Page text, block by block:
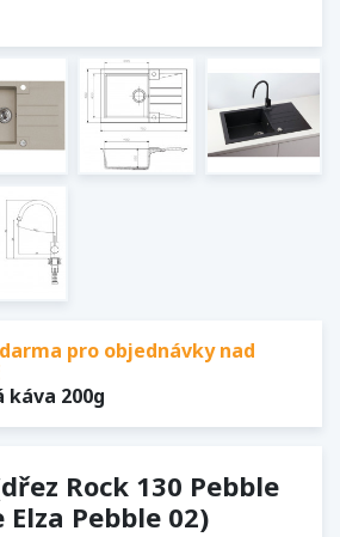
pro objednávky nad
káva 200g
Rock 130 Pebble
Pebble 02)